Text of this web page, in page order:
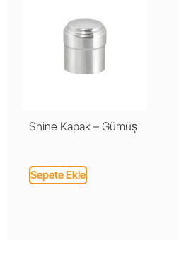
Shine Kapak – Gümüş
Sepete Ekle